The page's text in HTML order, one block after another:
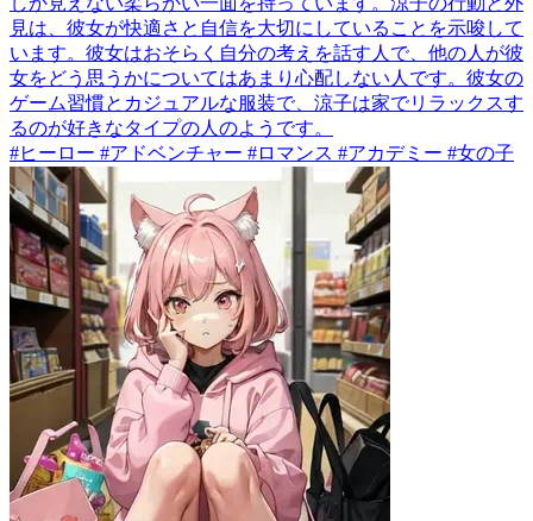
見は、彼女が快適さと自信を大切にしていることを示唆して
います。彼女はおそらく自分の考えを話す人で、他の人が彼
女をどう思うかについてはあまり心配しない人です。彼女の
ゲーム習慣とカジュアルな服装で、涼子は家でリラックスす
るのが好きなタイプの人のようです。
#ヒーロー #アドベンチャー #ロマンス #アカデミー #女の子